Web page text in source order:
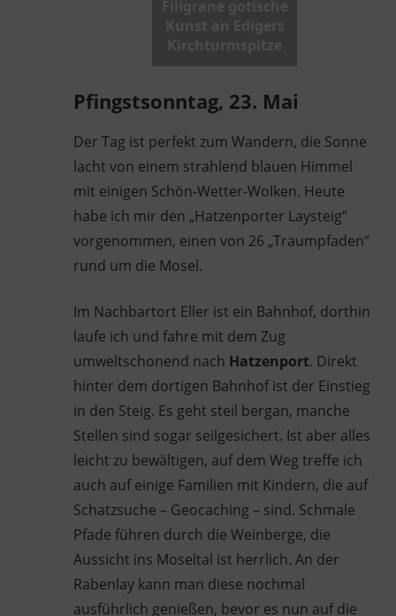
Pfingstsonntag, 23. Mai
Der Tag ist perfekt zum Wandern, die Sonne
lacht von einem strahlend blauen Himmel
mit einigen Schön-Wetter-Wolken. Heute
habe ich mir den „Hatzenporter Laysteig“
vorgenommen, einen von 26 „Traumpfaden“
rund um die Mosel.
Im Nachbartort Eller ist ein Bahnhof, dorthin
laufe ich und fahre mit dem Zug
umweltschonend nach Hatzenport. Direkt
hinter dem dortigen Bahnhof ist der Einstieg
in den Steig. Es geht steil bergan, manche
Stellen sind sogar seilgesichert. Ist aber alles
leicht zu bewältigen, auf dem Weg treffe ich
auch auf einige Familien mit Kindern, die auf
Schatzsuche – Geocaching – sind. Schmale
Pfade führen durch die Weinberge, die
Aussicht ins Moseltal ist herrlich. An der
Rabenlay kann man diese nochmal
ausführlich genießen, bevor es nun auf die